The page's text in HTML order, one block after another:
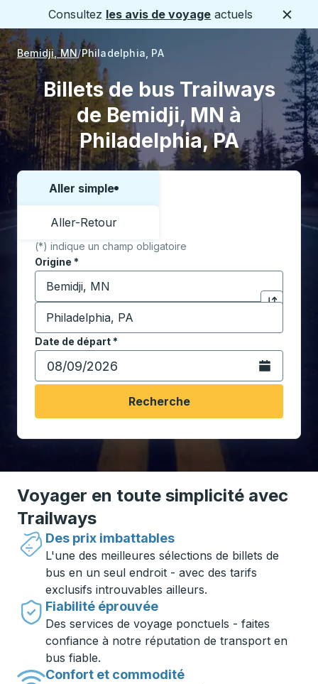
Consultez les avis de voyage actuels
Bemidji, MN Philadelphia, PA
Billets de bus Trailways
de Bemidji, MN à
Philadelphia, PA
Choisissez un sens ou un aller-retour:
Aller simple
Aller-Retour
(*) indique un champ obligatoire
Origine *
Commencez à saisir la ville d'origine pour ouvrir
Cliquez
Destination *
Commencez à saisir la ville de destination pour
Date de départ*
Tapez la date au format date Barre oblique du mois à
Ouvrez le
Recherche
Voyager en toute simplicité avec
Trailways
Des prix imbattables
L'une des meilleures sélections de billets de
bus en un seul endroit - avec des tarifs
exclusifs introuvables ailleurs.
Fiabilité éprouvée
Des services de voyage ponctuels - faites
confiance à notre réputation de transport en
bus fiable.
Confort et commodité